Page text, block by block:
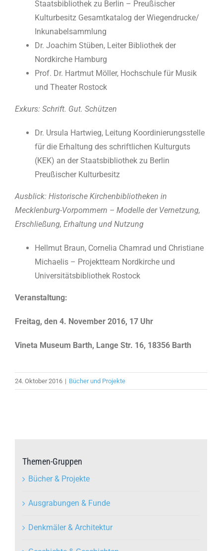
Staatsbibliothek zu Berlin – Preußischer
Kulturbesitz Gesamtkatalog der Wiegendrucke/
Inkunabelsammlung
Dr. Joachim Stüben, Leiter Bibliothek der
Nordkirche Hamburg
Prof. Dr. Hartmut Möller, Hochschule für Musik
und Theater Rostock
Exkurs: Schrift. Gut. Schützen
Dr. Ursula Hartwieg, Leitung Koordinierungsstelle
für die Erhaltung des schriftlichen Kulturguts
(KEK) an der Staatsbibliothek zu Berlin
Preußischer Kulturbesitz
Ausblick: Historische Kirchenbibliotheken in
Mecklenburg-Vorpommern – Modelle der Vernetzung,
Erschließung, Erhaltung und Nutzung
Hellmut Braun, Cornelia Chamrad und Christiane
Michaelis – Projektteam Nordkirche und
Universitätsbibliothek Rostock
Veranstaltung:
Freitag, den 4. November 2016, 17 Uhr
Vineta Museum Barth, Lange Str. 16, 18356 Barth
24. Oktober 2016 | Bücher und Projekte
Themen-Gruppen
Bücher & Projekte
Ausgrabungen & Funde
Denkmäler & Architektur